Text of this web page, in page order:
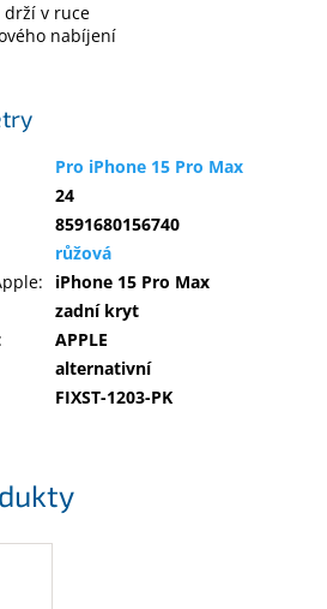
drží v ruce
nabíjení
Pro iPhone 15 Pro Max
24
8591680156740
růžová
:
iPhone 15 Pro Max
zadní kryt
:
APPLE
alternativní
FIXST-1203-PK